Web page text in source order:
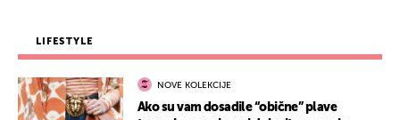
LIFESTYLE
NOVE KOLEKCIJE
Ako su vam dosadile “obične” plave